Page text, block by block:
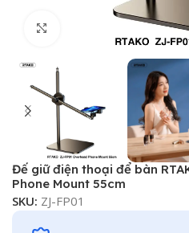
Đế giữ điện thoại để bàn
Phone Mount 55cm
SKU: ZJ-FP01